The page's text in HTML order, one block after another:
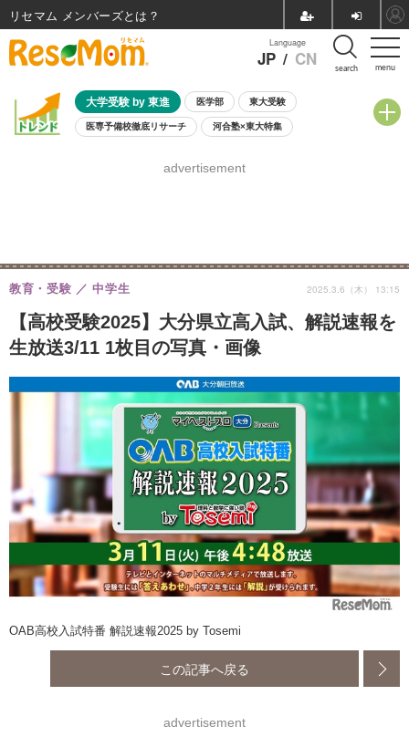
menu
Language
JP / CN search
大学受験 by 東進 医学部 東大受験
医専予備校徹底リサーチ 河合塾×東大特集
8月開催学校説明会・相談会
advertisement
【高校受験2025】大分県立高入試、解説速報を
生放送3/11 1枚目の写真・画像
教育・受験 中学生 2025.3.6（木） 13:15
OAB高校入試特番 解説速報2025 by Tosemi
この記事へ戻る
advertisement
リセマム メンバーズ